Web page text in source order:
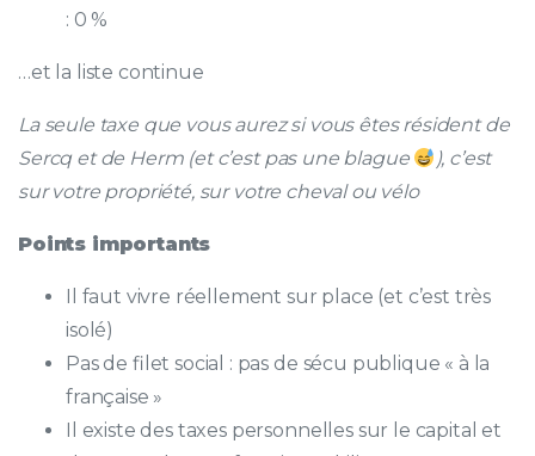
: 0 %
…et la liste continue
La seule taxe que vous aurez si vous êtes résident de
Sercq et de Herm (et c’est pas une blague
), c’est
sur votre propriété, sur votre cheval ou vélo
Points importants
Il faut vivre réellement sur place (et c’est très
isolé)
Pas de filet social : pas de sécu publique « à la
française »
Il existe des taxes personnelles sur le capital et